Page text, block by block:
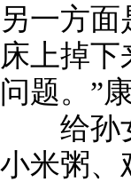
另一方
床上掉
问题。”
给孙女
小米粥、